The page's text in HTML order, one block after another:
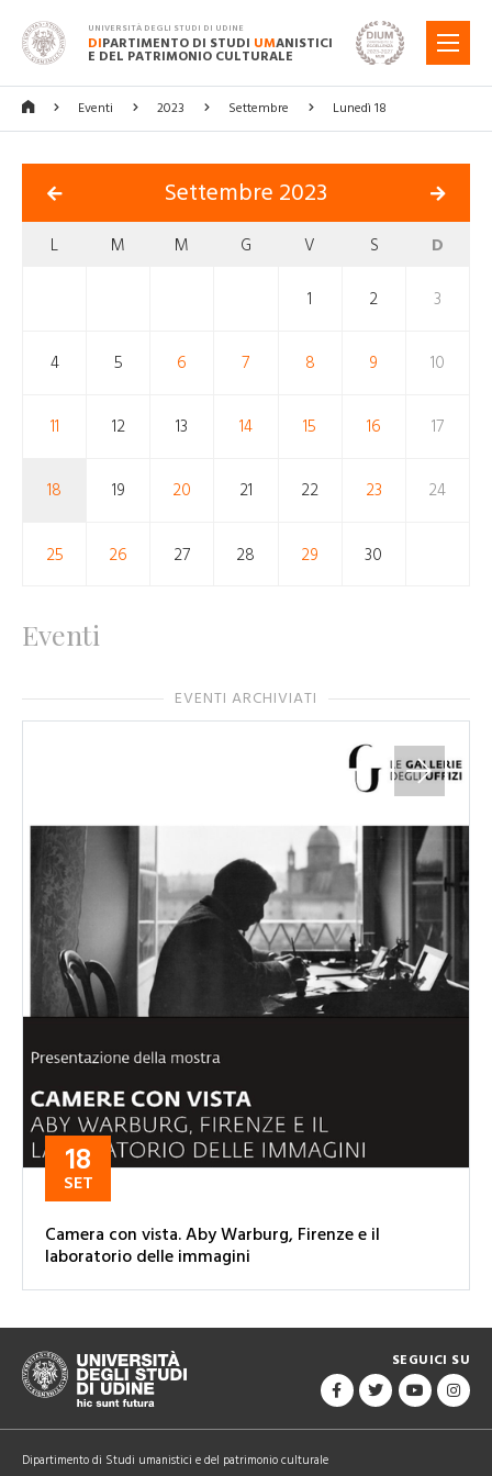
UNIVERSITÀ DEGLI STUDI DI UDINE
DIPARTIMENTO DI STUDI UMANISTICI
E DEL PATRIMONIO CULTURALE
MENU
Eventi 2023 Settembre Lunedì 18
Settembre 2023
L M M G V S D
1 2 3
4 5 6 7 8 9 10
11 12 13 14 15 16 17
18 19 20 21 22 23 24
25 26 27 28 29 30
Eventi
EVENTI ARCHIVIATI
18
SET
Camera con vista. Aby Warburg, Firenze e il
laboratorio delle immagini
SEGUICI SU
Dipartimento di Studi umanistici e del patrimonio culturale